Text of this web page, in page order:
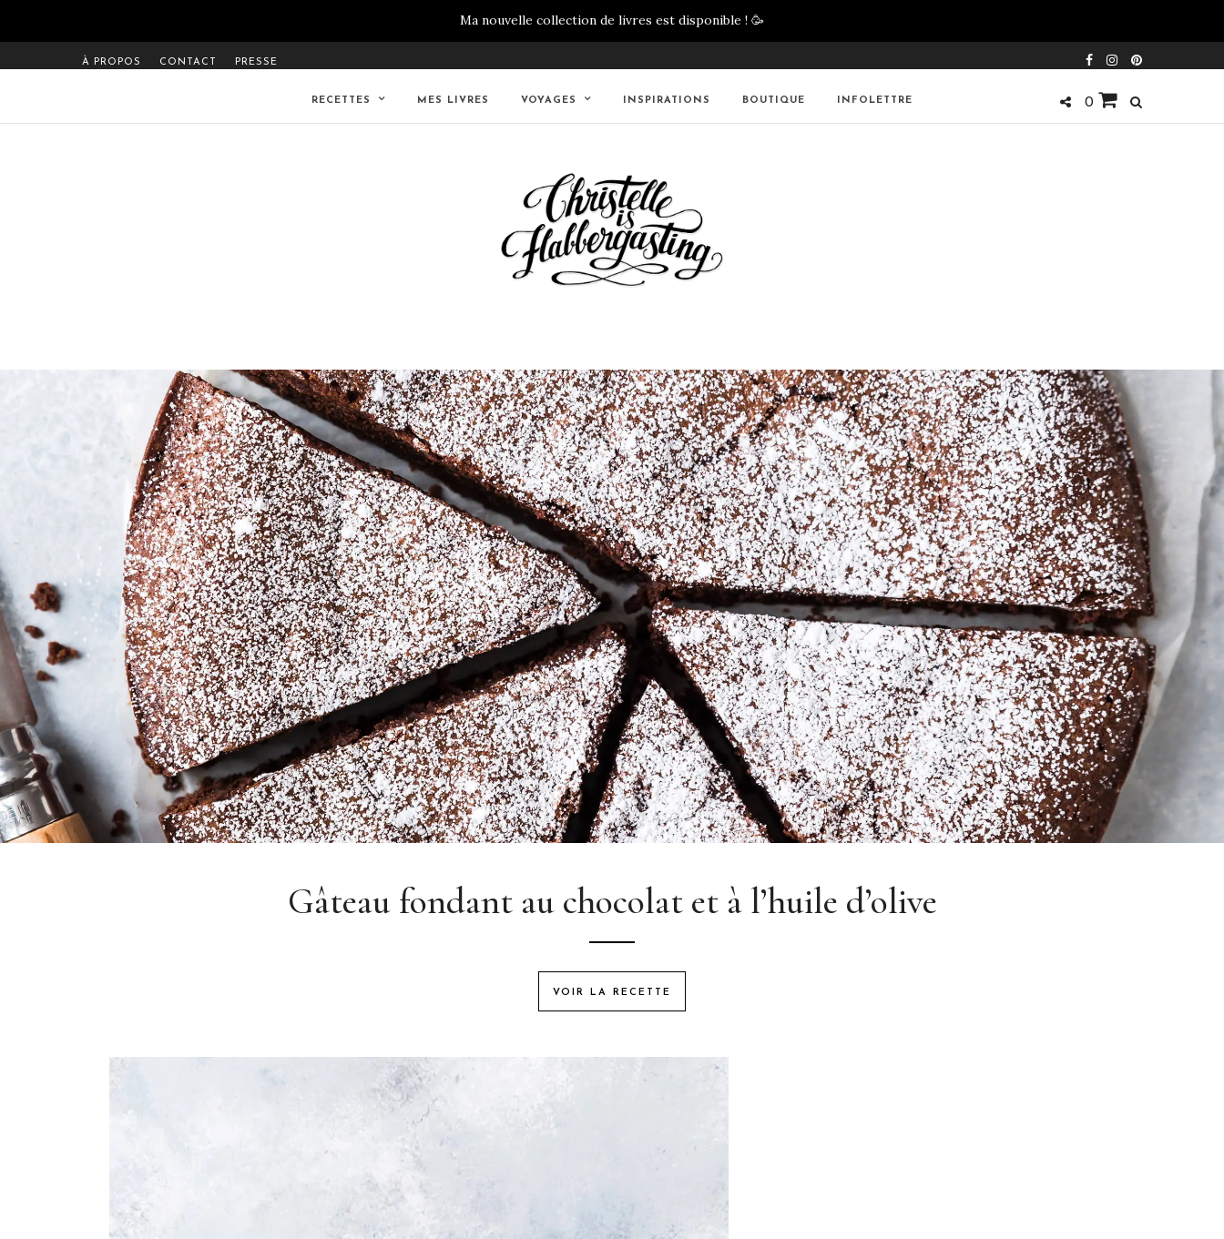
Ma nouvelle collection de livres est disponible ! 🥳
À PROPOS CONTACT PRESSE
RECETTES MES LIVRES VOYAGES INSPIRATIONS BOUTIQUE INFOLETTRE 0
Gâteau fondant au chocolat et à l’huile d’olive
VOIR LA RECETTE